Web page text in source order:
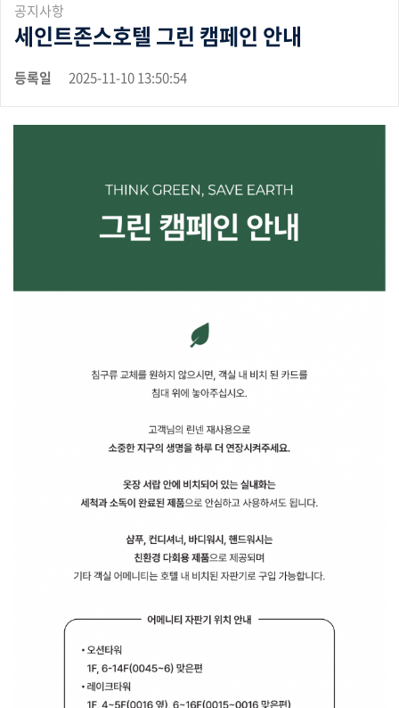
공지사항
세인트존스호텔 그린 캠페인 안내
등록일 2025-11-10 13:50:54